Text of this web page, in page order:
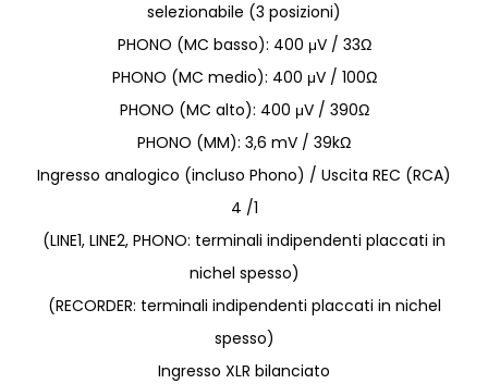
selezionabile (3 posizioni)
PHONO (MC basso): 400 μV / 33Ω
PHONO (MC medio): 400 μV / 100Ω
PHONO (MC alto): 400 μV / 390Ω
PHONO (MM): 3,6 mV / 39kΩ
Ingresso analogico (incluso Phono) / Uscita REC (RCA)
4 /1
(LINE1, LINE2, PHONO: terminali indipendenti placcati in
nichel spesso)
(RECORDER: terminali indipendenti placcati in nichel
spesso)
Ingresso XLR bilanciato